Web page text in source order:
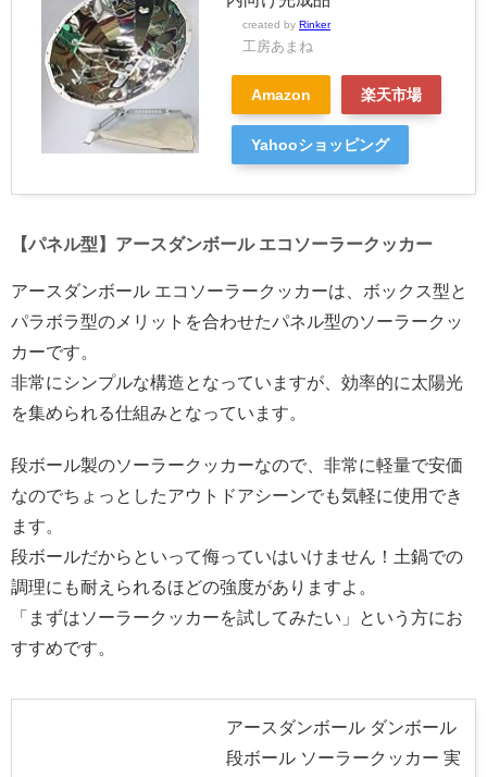
created by Rinker
工房あまね
Amazon 楽天市場
Yahooショッピング
【パネル型】アースダンボール エコソーラークッカー
アースダンボール エコソーラークッカーは、ボックス型と
パラボラ型のメリットを合わせたパネル型のソーラークッ
カーです。
非常にシンプルな構造となっていますが、効率的に太陽光
を集められる仕組みとなっています。
段ボール製のソーラークッカーなので、非常に軽量で安価
なのでちょっとしたアウトドアシーンでも気軽に使用でき
ます。
段ボールだからといって侮っていはいけません！土鍋での
調理にも耐えられるほどの強度がありますよ。
「まずはソーラークッカーを試してみたい」という方にお
すすめです。
アースダンボール ダンボール
段ボール ソーラークッカー 実